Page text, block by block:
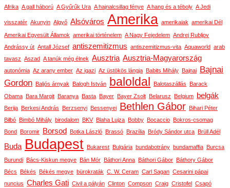
Afrika A gall háború A Gyűrűk Ura A hajnalcsillag fénye A hang és a téboly A Jedi
visszatér Akunyin Algyő Alsóváros Amerika amerikaiak amerikai Dél
Amerikai Egyesült Államok amerikai történelem A Nagy Fejedelem Andrej Rubljov
Andrássy út Antall József antiszemitizmus antiszemitizmus-vita Aquaworld arab
tavasz Aszad A tanúk még élnek Ausztria Ausztria-Magyarország
autonómia Az arany ember Az igazi Az üstökös lángja Babits Mihály Bajnai Bajnai
Gordon
Baljós árnyak Balogh István baloldal Balotaszállás
Barack
Obama
Bara Margit Baranya Basta Bayer Bayer Zsolt Belarusz Belgium belgák
Berija Berkesi András Berzsenyi Bessenyei Bethlen Gábor
Bihari Péter
Bilbó
Bimbó Mihály birodalom BKV Blaha Lujza Bobby Bocaccio
Bokros-csomag
Bond
Boromir Borsod Botka László Brassó Brazília Bródy Sándor utca Brüll Adél
Buda Budapest Bukarest Bulgária bundabotrány bundamaffia Burcsa
Burundi Bács-Kiskun megye Bán Mór Báthori Anna Báthori Gábor
Báthory Gábor
Bécs
Békés Békés megye bürokraták C. W. Ceram Carl Sagan Cesarini pápai
nuncius Charles Gati Civil a pályán Clinton Compson Craig Cristofel
Csapó